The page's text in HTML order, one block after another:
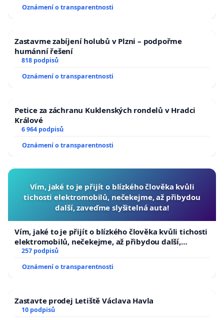
Oznámení o transparentnosti
Zastavme zabíjení holubů v Plzni – podpořme
humánní řešení
818 podpisů
Oznámení o transparentnosti
Petice za záchranu Kuklenských rondelů v Hradci
Králové
6 964 podpisů
Oznámení o transparentnosti
Vím, jaké to je přijít o blízkého člověka kvůli
tichosti elektromobilů, nečekejme, až přibydou
další, zaveďme slyšitelná auta!
Vím, jaké to je přijít o blízkého člověka kvůli tichosti
elektromobilů, nečekejme, až přibydou další,
zaveďme slyšitelná auta!
257 podpisů
Oznámení o transparentnosti
Zastavte prodej Letiště Václava Havla
10 podpisů